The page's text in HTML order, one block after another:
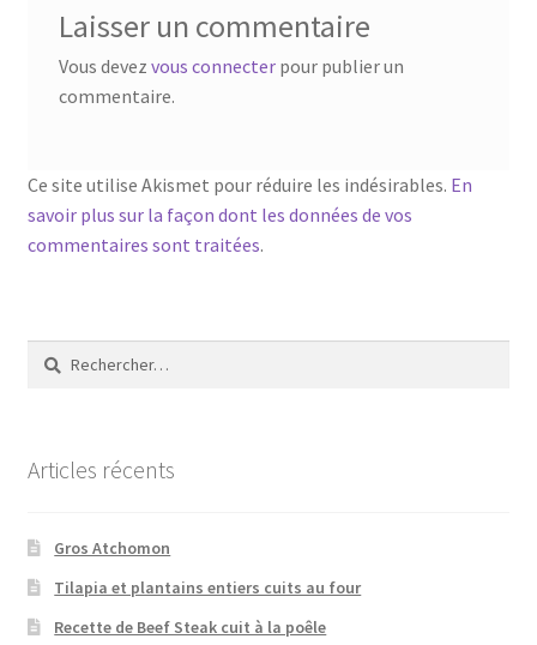
Laisser un commentaire
Vous devez vous connecterpour publier un
commentaire.
Ce site utilise Akismet pour réduire les indésirables. En
savoir plus sur la façon dont les données de vos
commentaires sont traitées.
Rechercher :
Articles récents
Gros Atchomon
Tilapia et plantains entiers cuits au four
Recette de Beef Steak cuit à la poêle